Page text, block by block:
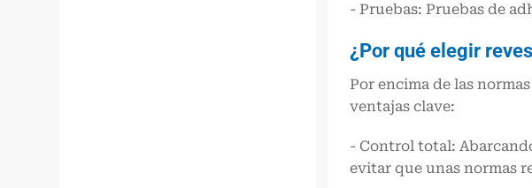
- Pruebas: Pruebas de
¿Por qué elegir
Por encima de las
ventajas clave:
- Control total:
evitar que unas normas